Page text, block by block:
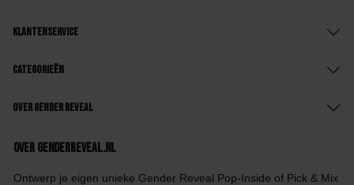
Klantenservice
Categorieën
Over Gender Reveal
Over GenderReveal.nl
Ontwerp je eigen unieke Gender Reveal Pop-Inside of Pick & Mix